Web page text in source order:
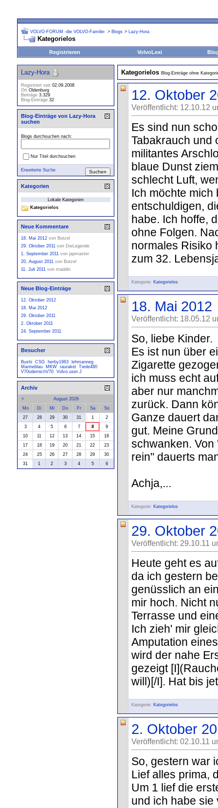
VOLVO-FORUM -die VOLVO-Familie- > Blogs > Lazy-Hora
Kategorielos
Registrieren VolvoLexi
Kategorielos Blog-Einträge ohne
12. Oktober
Veröffentlicht: 12.10.12
Es sind nun
Tabakrauch und
militantes
blaue Dunst
schlecht Luft,
Ich möchte
entschuldigen,
habe. Ich hoffe,
ohne Folgen.
normales Risiko
zum 32.
Kategorie: Kategorielos
18. Mai 2012
Veröffentlicht: 18.05.12
So, liebe Kinder.
Es ist nun über
Zigarette
ich muss echt
aber nur
zurück. Dann
Ganze dauert
gut. Meine
schwanken.
rein" dauerts
Achja,...
Kategorie: Kategorielos
29. Oktober
Veröffentlicht: 29.10.11
Heute geht es
da ich gestern
genüsslich an
mir hoch. Nicht
Terrasse und
Ich zieh' mir
Amputation
wird der nahe
gezeigt
will)[/I]. Hat bis
Kategorie: Kategorielos
2. Oktober
Veröffentlicht: 02.10.11
So, gestern war
Lief alles prima,
Um 1 lief die
und ich habe sie
Lazy-Hora
Registriert seit 02.09.2008
Ort Oldenburg
Beiträge 3.329
Blog-Einträge 32
Blog-Einträge von Lazy-Hora
suchen
Blogs durchsuchen nach:
Nur Titel durchsuchen
Erweiterte Suche
Kategorien
Lokale Kategorien
Kategorielos
Neue Kommentare
18. Mai 2012 von Butzel
29. Oktober 2011 von DieLegende
1. September 2011 von japmaster
20. August 2011 von Butzel
11. Juli 2011 von maddin
Neue Blog-Einträge
12. Oktober 2012
18. Mai 2012
29. Oktober 2011
2. Oktober 2011
24. September 2011
Besucher
Bushi CSG herby1963
lehmanneg
Marineblau
MKW raurakel
Tiede480
V70odernichV70 Volvo.user.J
Archiv
<
August 2026
Mo
Di Mi Do Fr Sa
So
27
28 29 30 31 1
2
3
4 5 6 7 8
9
10
11 12 13 14 15
16
17
18 19 20 21 22
23
24
25 26 27 28 29
30
31
1 2 3 4 5 6